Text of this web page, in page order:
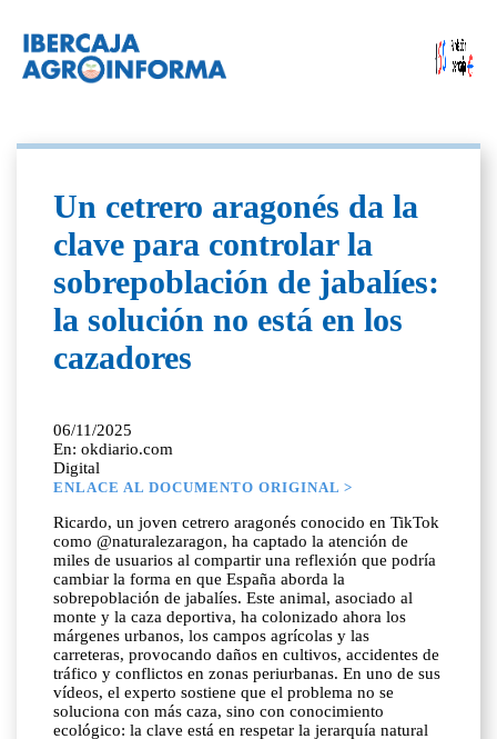
Un cetrero aragonés da la
clave para controlar la
sobrepoblación de jabalíes:
la solución no está en los
cazadores
06/11/2025
En: okdiario.com
Digital
ENLACE AL DOCUMENTO ORIGINAL >
Ricardo, un joven cetrero aragonés conocido en TikTok
como @naturalezaragon, ha captado la atención de
miles de usuarios al compartir una reflexión que podría
cambiar la forma en que España aborda la
sobrepoblación de jabalíes. Este animal, asociado al
monte y la caza deportiva, ha colonizado ahora los
márgenes urbanos, los campos agrícolas y las
carreteras, provocando daños en cultivos, accidentes de
tráfico y conflictos en zonas periurbanas. En uno de sus
vídeos, el experto sostiene que el problema no se
soluciona con más caza, sino con conocimiento
ecológico: la clave está en respetar la jerarquía natural